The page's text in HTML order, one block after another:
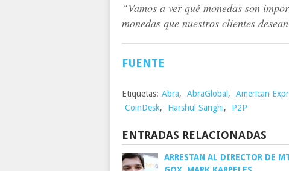
“Vamos a ver qué monedas son
monedas que nuestros clientes
FUENTE
Etiquetas: Abra, AbraGlobal , American
CoinDesk, Harshul Sanghi, P2P
ENTRADAS RELACIONADAS
ARRESTAN AL DIRECTOR DE